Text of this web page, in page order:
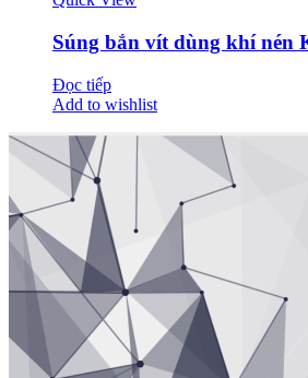
Súng bắn vít dùng khí nén
Đọc tiếp
Add to wishlist